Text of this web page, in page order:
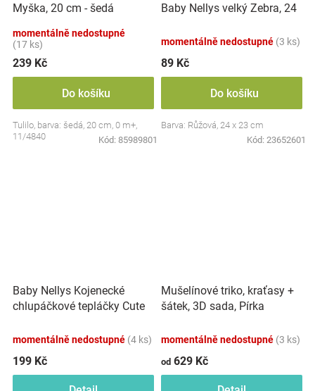
Myška, 20 cm - šedá
momentálně nedostupné
(17 ks)
239 Kč
Do košíku
Tulilo, barva: šedá, 20 cm, 0 m+,
11/4840
Kód: 85989801
Baby Nellys velký Zebra, 24
momentálně nedostupné (3 ks)
89 Kč
Do košíku
Barva: Růžová, 24 x 23 cm
Kód: 23652601
Baby Nellys Kojenecké
chlupáčkové tepláčky Cute
momentálně nedostupné (4 ks)
199 Kč
Mušelínové triko, kraťasy +
šátek, 3D sada, Pírka
momentálně nedostupné (3 ks)
od 629 Kč